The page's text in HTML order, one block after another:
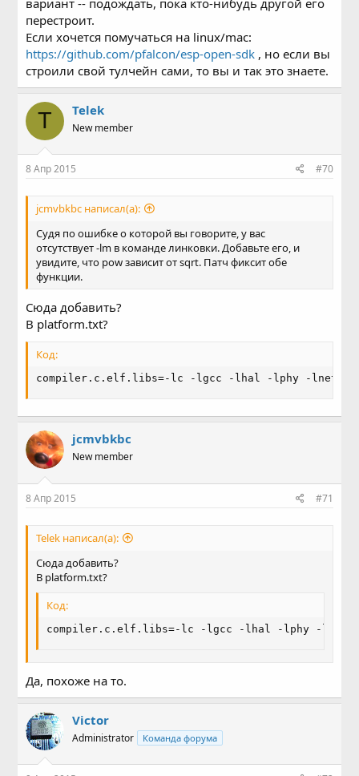
перестроит.
Если хочется помучаться на linux/mac:
https://github.com/pfalcon/esp-open-sdk , но если вы
строили свой тулчейн сами, то вы и так это знаете.
T Telek
New member
8 Апр 2015 #70
jcmvbkbc написал(а):
Судя по ошибке о которой вы говорите, у вас
отсутствует -lm в команде линковки. Добавьте его, и
увидите, что pow зависит от sqrt. Патч фиксит обе
функции.
Сюда добавить?
В platform.txt?
Код:
compiler.c.elf.libs=-lc -lgcc -lhal -lphy -
jcmvbkbc
New member
8 Апр 2015 #71
Telek написал(а):
Сюда добавить?
В platform.txt?
Код:
compiler.c.elf.libs=-lc -lgcc -lhal -lphy -
Да, похоже на то.
Victor
Administrator Команда форума